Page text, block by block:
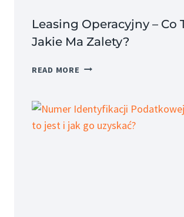
Leasing Operacyjny – Co
Jakie Ma Zalety?
READ MORE LEASING
CO
JEST